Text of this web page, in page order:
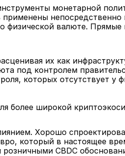
монетарной
непосредственно
физической валюте.
их как
под контролем
которых отсутствует у
более широкой
Хорошо
который в настоящее
CBDC